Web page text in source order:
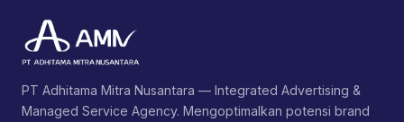
PT Adhitama Mitra Nusantara — Integrated Advertising &
Managed Service Agency. Mengoptimalkan potensi brand